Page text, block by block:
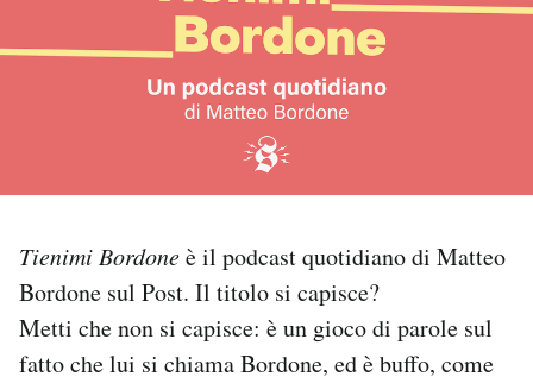
NEWSLETTER
CALENDARIO
AREA PERSONALE
Tienimi Bordoneè il podcast quotidiano di Matteo
Bordone sul Post. Il titolo si capisce?
Metti che non si capisce: è un gioco di parole sul
fatto che lui si chiama Bordone, ed è buffo, come